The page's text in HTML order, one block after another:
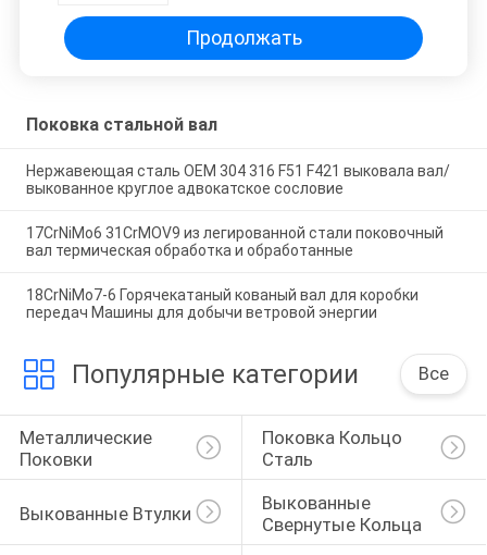
Продолжать
Поковка стальной вал
Нержавеющая сталь OEM 304 316 F51 F421 выковала вал/
выкованное круглое адвокатское сословие
17CrNiMo6 31CrMOV9 из легированной стали поковочный
вал термическая обработка и обработанные
18CrNiMo7-6 Горячекатаный кованый вал для коробки
передач Машины для добычи ветровой энергии
Популярные категории Все
Металлические
Поковки
Поковка Кольцо
Сталь
Выкованные Втулки
Выкованные
Свернутые Кольца